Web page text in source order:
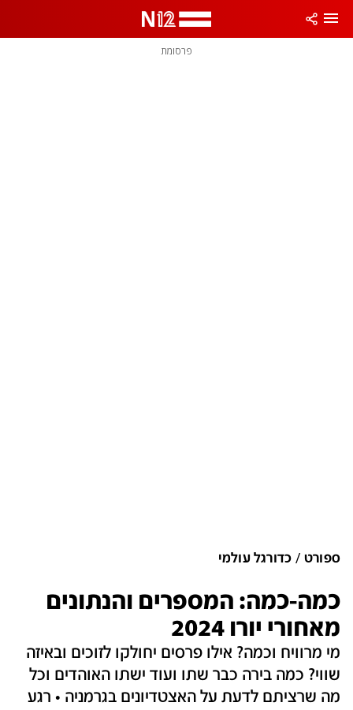
פרסומת
ספורט כדורגל עולמי
כמה-כמה: המספרים והנתונים
מאחורי יורו 2024
מי מרוויח וכמה? אילו פרסים יחולקו לזוכים ובאיזה
שווי? כמה בירה כבר שתו ועוד ישתו האוהדים וכל
מה שרציתם לדעת על האצטדיונים בגרמניה • רגע